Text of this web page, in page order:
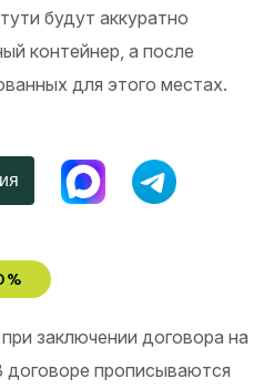
будут аккуратно
контейнер, а после
для этого местах.
заключении договора на
прописываются